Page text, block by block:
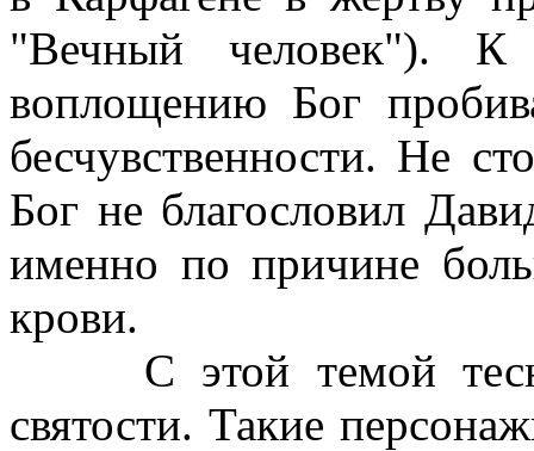
"Вечный человек").
воплощению Бог
бесчувственности. Не
Бог не благословил
именно по причине
крови.
С этой темой тесно
святости. Такие